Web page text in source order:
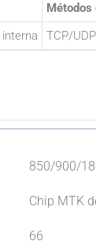
Métodos
TCP/UDP
850/900/
Chip MTK
66